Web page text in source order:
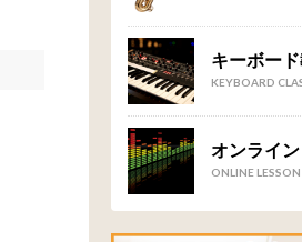
キーボー
KEYBOARD
オンライ
ONLINE LESSON